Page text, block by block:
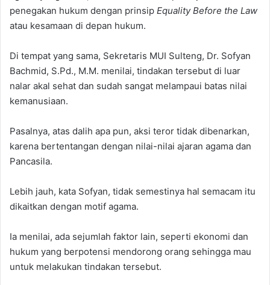
penegakan hukum dengan prinsip Equality Before the Law
atau kesamaan di depan hukum.
Di tempat yang sama, Sekretaris MUI Sulteng, Dr. Sofyan
Bachmid, S.Pd., M.M. menilai, tindakan tersebut di luar
nalar akal sehat dan sudah sangat melampaui batas nilai
kemanusiaan.
Pasalnya, atas dalih apa pun, aksi teror tidak dibenarkan,
karena bertentangan dengan nilai-nilai ajaran agama dan
Pancasila.
Lebih jauh, kata Sofyan, tidak semestinya hal semacam itu
dikaitkan dengan motif agama.
Ia menilai, ada sejumlah faktor lain, seperti ekonomi dan
hukum yang berpotensi mendorong orang sehingga mau
untuk melakukan tindakan tersebut.